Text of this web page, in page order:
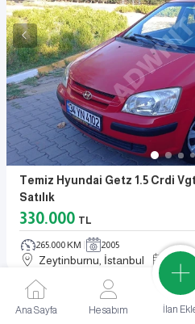
Temiz Hyundai Getz 1.5 Crdi
Satılık
330.000 TL
265.000 KM 2005
Zeytinburnu, İstanbul 2024
Ana Sayfa Hesabım İlan